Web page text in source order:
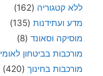
ללא קטגוריה (162)
מדע ועתידנות (135)
מוסיקה וסאונד (8)
מורכבות בביטחון לאומי
מורכבות בחינוך (420)